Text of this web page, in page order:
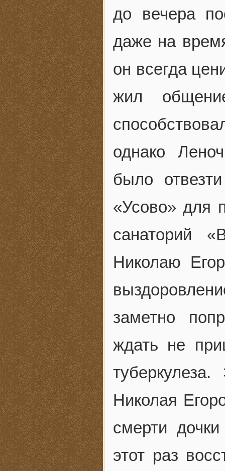
до вечера
даже на
он всегда
жил
однако
было
«Усово» для
санаторий
Николаю
заметно
ждать не
Николая
смерти
этот раз